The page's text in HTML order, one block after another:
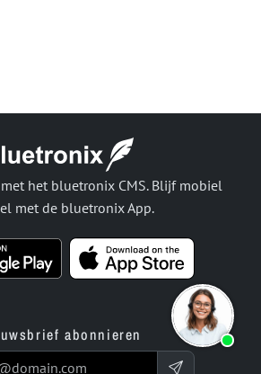
het bluetronix CMS. Blijf mobiel
met de bluetronix App.
abonnieren